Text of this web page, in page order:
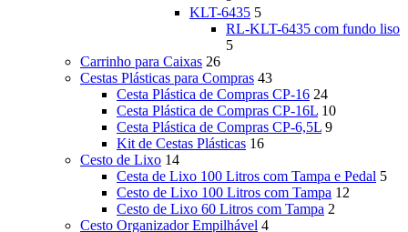
KLT-6435 5
RL-KLT-6435 com fundo liso
5
Carrinho para Caixas 26
Cestas Plásticas para Compras 43
Cesta Plástica de Compras CP-16 24
Cesta Plástica de Compras CP-16L 10
Cesta Plástica de Compras CP-6,5L 9
Kit de Cestas Plásticas 16
Cesto de Lixo 14
Cesta de Lixo 100 Litros com Tampa e Pedal 5
Cesto de Lixo 100 Litros com Tampa 12
Cesto de Lixo 60 Litros com Tampa 2
Cesto Organizador Empilhável 4